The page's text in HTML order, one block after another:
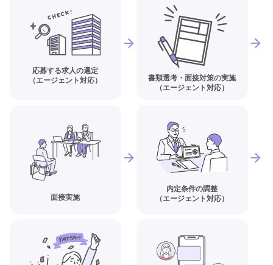
応募する求人の選定
（エージェント対応）
書類選考・面接対策の実施
（エージェント対応）
面接実施
内定条件の調整
（エージェント対応）